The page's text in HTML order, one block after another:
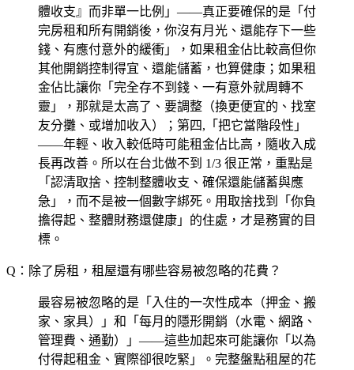
體收支』而非單一比例」——真正要確保的是「付
完房租和所有開銷後，你沒有月光、還能存下一些
錢、有應付意外的緩衝」，如果租金佔比較高但你
其他開銷控制得宜、還能儲蓄，也算健康；如果租
金佔比讓你「完全存不到錢、一有意外就周轉不
靈」，那就是太高了、要調整（換更便宜的、找室
友分攤、或增加收入）；第四,「把它當階段性」
——年輕、收入較低時可能租金佔比高，隨收入成
長再改善。所以在台北做不到 1/3 很正常，重點是
「認清取捨、控制整體收支、確保還能儲蓄與應
急」，而不是被一個數字綁死。用取捨找到「你負
擔得起、整體財務還健康」的住處，才是務實的目
標。
Q：除了房租，租屋還有哪些容易被忽略的花費？
最容易被忽略的是「入住的一次性成本（押金、搬
家、家具）」和「每月的隱形開銷（水電、網路、
管理費、通勤）」——這些加起來可能讓你「以為
付得起租金、實際卻很吃緊」。完整盤點租屋的花